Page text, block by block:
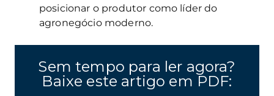
posicionar o produtor como líder do
agronegócio moderno.
Sem tempo para ler agora?
Baixe este artigo em PDF: